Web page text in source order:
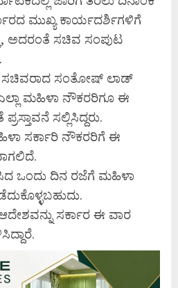
ಮುಖ್ಯ ಕಾರ್ಯದರ್ಶಿಗಳಿಗೆ
ಅದರಂತೆ ಸಚಿವ ಸಂಪುಟ
ಸಚಿವರಾದ ಸಂತೋಷ್ ಲಾಡ್
ಮಹಿಳಾ ನೌಕರರಿಗೂ ಈ
ಸಲ್ಲಿಸಿದ್ದರು.
ಸರ್ಕಾರಿ ನೌಕರರಿಗೆ ಈ
ಒಂದು ದಿನ ರಜೆಗೆ ಮಹಿಳಾ
ಸರ್ಕಾರ ಈ ವಾರ